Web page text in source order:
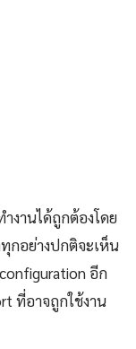
งานได้ถูกต้องโดย
กอย่างปกติจะเห็น
อีก
ที่อาจถูกใช้งาน